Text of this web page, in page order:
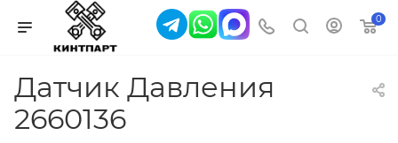
0
Датчик Давления
2660136